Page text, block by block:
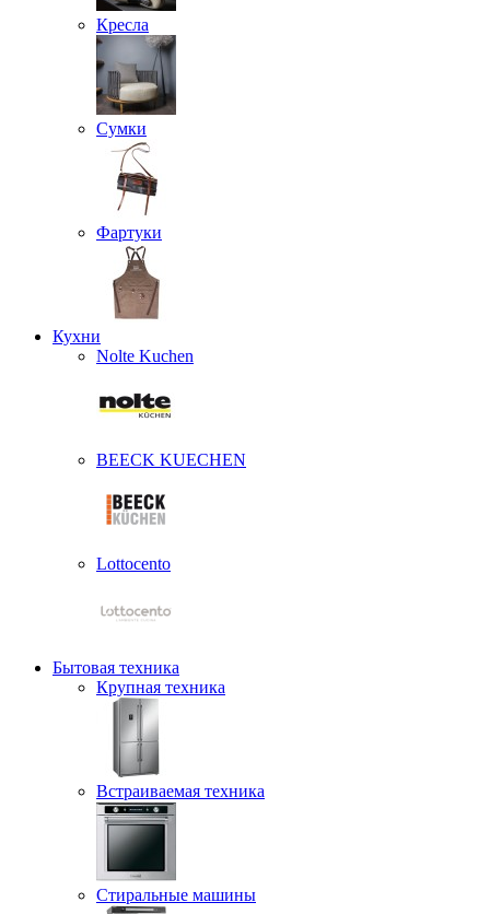
Кресла
Сумки
Фартуки
Кухни
Nolte Kuchen
BEECK KUECHEN
Lottocento
Бытовая техника
Крупная техника
Встраиваемая техника
Стиральные машины